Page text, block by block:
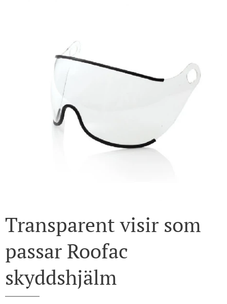
Transparent visir som
passar Roofac
skyddshjälm